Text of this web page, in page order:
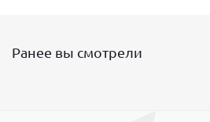
Ранее вы смотрели